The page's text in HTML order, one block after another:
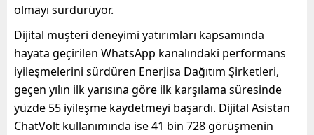
olmayı sürdürüyor.
Dijital müşteri deneyimi yatırımları kapsamında
hayata geçirilen WhatsApp kanalındaki performans
iyileşmelerini sürdüren Enerjisa Dağıtım Şirketleri,
geçen yılın ilk yarısına göre ilk karşılama süresinde
yüzde 55 iyileşme kaydetmeyi başardı. Dijital Asistan
ChatVolt kullanımında ise 41 bin 728 görüşmenin